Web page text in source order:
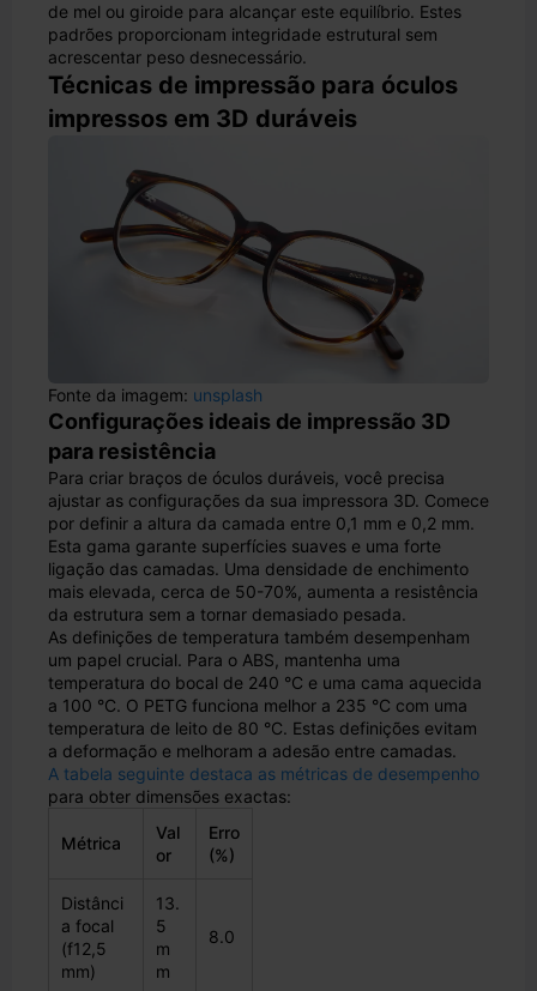
de mel ou giroide para alcançar este equilíbrio. Estes
padrões proporcionam integridade estrutural sem
acrescentar peso desnecessário.
Técnicas de impressão para óculos
impressos em 3D duráveis
Fonte da imagem: unsplash
Configurações ideais de impressão 3D
para resistência
Para criar braços de óculos duráveis, você precisa
ajustar as configurações da sua impressora 3D. Comece
por definir a altura da camada entre 0,1 mm e 0,2 mm.
Esta gama garante superfícies suaves e uma forte
ligação das camadas. Uma densidade de enchimento
mais elevada, cerca de 50-70%, aumenta a resistência
da estrutura sem a tornar demasiado pesada.
As definições de temperatura também desempenham
um papel crucial. Para o ABS, mantenha uma
temperatura do bocal de 240 °C e uma cama aquecida
a 100 °C. O PETG funciona melhor a 235 °C com uma
temperatura de leito de 80 °C. Estas definições evitam
a deformação e melhoram a adesão entre camadas.
A tabela seguinte destaca as métricas de desempenho
para obter dimensões exactas:
Métrica
Val
or
Erro
(%)
Distânci
a focal
(f12,5
mm)
13.
5
m
m
8.0